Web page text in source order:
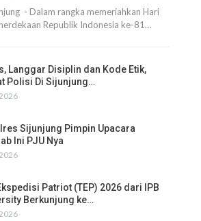
- Dalam rangka memeriahkan Hari
Republik Indonesia ke-81…
Langgar Disiplin dan Kode Etik,
Polisi Di Sijunjung…
Sijunjung Pimpin Upacara
Ini PJU Nya
Patriot (TEP) 2026 dari IPB
Berkunjung ke…